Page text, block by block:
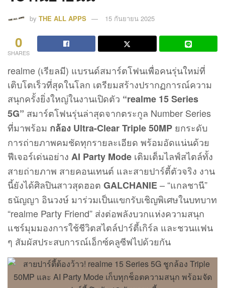
by THE ALL APPS 15 กันยายน 2025
0
SHARES
realme (เรียลมี) แบรนด์สมาร์ตโฟนเพื่อคนรุ่นใหม่ที่
เติบโตเร็วที่สุดในโลก เตรียมสร้างปรากฏการณ์ความ
สนุกครั้งยิ่งใหญ่ในงานเปิดตัว “realme 15 Series
5G” สมาร์ตโฟนรุ่นล่าสุดจากตระกูล Number Series
ที่มาพร้อม กล้อง Ultra-Clear Triple 50MP ยกระดับ
การถ่ายภาพคมชัดทุกรายละเอียด พร้อมอัดแน่นด้วย
ฟีเจอร์เด่นอย่าง AI Party Mode เติมเต็มไลฟ์สไตล์ทั้ง
สายถ่ายภาพ สายคอนเทนต์ และสายปาร์ตี้ตัวจริง งาน
นี้ยังได้ศิลปินสาวสุดฮอต GALCHANIE– “แกลชานี”
ธนัญญา อินวงษ์ มาร่วมเป็นแขกรับเชิญพิเศษในบทบาท
“realme Party Friend” ส่งต่อพลังบวกแห่งความสนุก
แชร์มุมมองการใช้ชีวิตสไตล์ปาร์ตี้เกิร์ล และชวนแฟน
ๆ สัมผัสประสบการณ์เอ็กซ์คลูซีฟไปด้วยกัน